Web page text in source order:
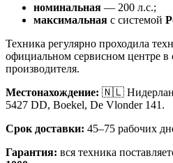
номинальная — 200 л.с.;
максимальная с системой
Техника регулярно проходила
официальном сервисном центре в
производителя.
Местонахождение: 🇳🇱
5427 DD, Boekel, De Vlonder 141.
Срок доставки: 45–75 рабочих
Гарантия: вся техника